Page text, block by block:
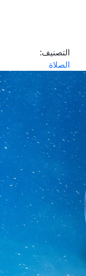
التصنيف:
الصلاة